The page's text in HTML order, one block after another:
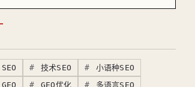
SEO 技术SEO
小语种SEO
GEO
GEO优化
多语言SEO